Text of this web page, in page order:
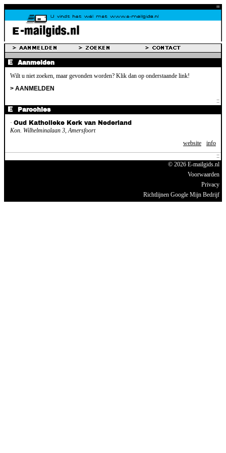
Aanmelden
Wilt u niet zoeken, maar gevonden worden? Klik dan op onderstaande link!
> AANMELDEN
Parochies
· Oud Katholieke Kerk van Nederland
Kon. Wilhelminalaan 3, Amersfoort
website
info
© 2026 E-mailgids.nl
Voorwaarden
Privacy
Richtlijnen Google Mijn Bedrijf